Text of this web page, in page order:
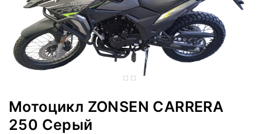
Мотоцикл ZONSEN CARRERA
250 Серый